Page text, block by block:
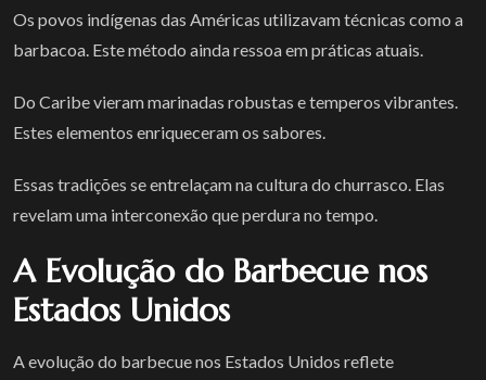
Os povos indígenas das Américas utilizavam técnicas como a
barbacoa. Este método ainda ressoa em práticas atuais.
Do Caribe vieram marinadas robustas e temperos vibrantes.
Estes elementos enriqueceram os sabores.
Essas tradições se entrelaçam na cultura do churrasco. Elas
revelam uma interconexão que perdura no tempo.
A Evolução do Barbecue nos
Estados Unidos
A evolução do barbecue nos Estados Unidos reflete